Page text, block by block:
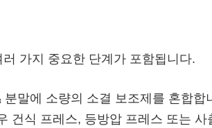
가지 중요한 단계가 포함됩니다.
분말에 소량의 소결 보조제를 혼합합
건식 프레스, 등방압 프레스 또는